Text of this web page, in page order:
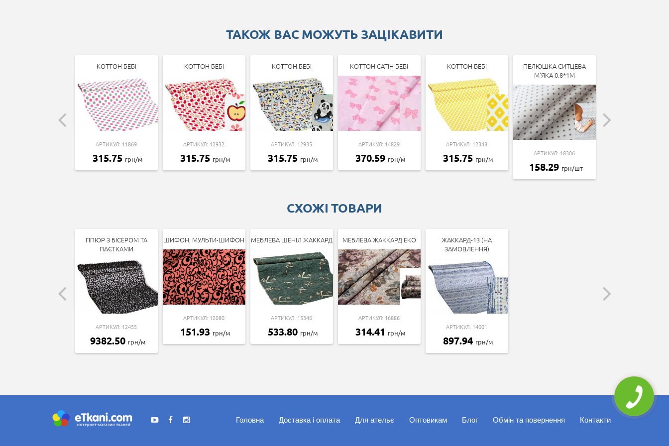
ТАКОЖ ВАС МОЖУТЬ ЗАЦІКАВИТИ
КОТТОН БЕБІ
АРТИКУЛ: 11869
315.75 грн/м
КОТТОН БЕБІ
АРТИКУЛ: 12932
315.75 грн/м
КОТТОН БЕБІ
АРТИКУЛ: 12935
315.75 грн/м
КОТТОН САТІН БЕБІ
АРТИКУЛ: 14829
370.59 грн/м
КОТТОН БЕБІ
АРТИКУЛ: 12348
315.75 грн/м
ПЕЛЮШКА СИТЦЕВА
М'ЯКА 0.8*1М
АРТИКУЛ: 18306
158.29 грн/шт
СХОЖІ ТОВАРИ
ГІПЮР З БІСЕРОМ ТА
ПАЄТКАМИ
АРТИКУЛ: 12455
9382.50 грн/м
ШИФОН, МУЛЬТИ-ШИФОН
АРТИКУЛ: 12080
151.93 грн/м
МЕБЛЕВА ШЕНІЛ ЖАККАРД
АРТИКУЛ: 15346
533.80 грн/м
МЕБЛЕВА ЖАККАРД ЕКО
АРТИКУЛ: 16886
314.41 грн/м
ЖАККАРД-13 (НА
ЗАМОВЛЕННЯ)
АРТИКУЛ: 14001
897.94 грн/м
Головна Доставка і оплата Для ательє Оптовикам Блог Обмін та повернення Контакти